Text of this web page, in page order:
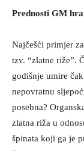
Prednosti GM
Najčešći primjer
tzv. “zlatne riže”.
godišnje umire
nepovratnu
posebna?
zlatna riža u
špinata koji ga je